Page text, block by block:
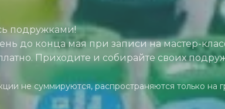
подружками!
до конца мая при записи на мастер-
Приходите и собирайте своих
не суммируются, распространяются только на